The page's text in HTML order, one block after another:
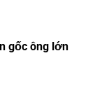
gốc ông lớn